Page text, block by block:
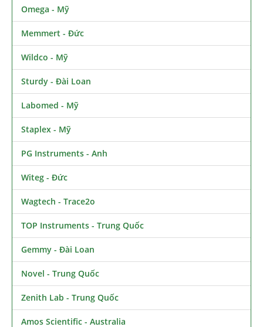
Omega - Mỹ
Memmert - Đức
Wildco - Mỹ
Sturdy - Đài Loan
Labomed - Mỹ
Staplex - Mỹ
PG Instruments - Anh
Witeg - Đức
Wagtech - Trace2o
TOP Instruments - Trung Quốc
Gemmy - Đài Loan
Novel - Trung Quốc
Zenith Lab - Trung Quốc
Amos Scientific - Australia